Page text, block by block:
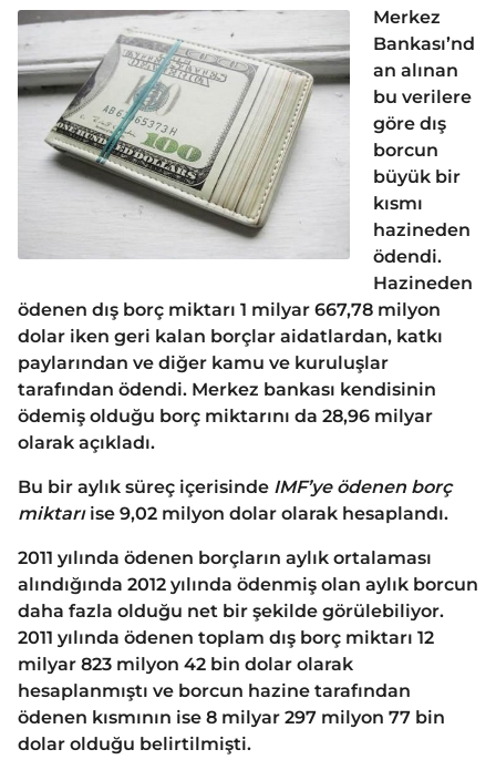
Merkez
Bankası’nd
an alınan
bu verilere
göre dış
borcun
büyük bir
kısmı
hazineden
ödendi.
Hazineden
ödenen dış borç miktarı 1 milyar 667,78 milyon
dolar iken geri kalan borçlar aidatlardan, katkı
paylarından ve diğer kamu ve kuruluşlar
tarafından ödendi. Merkez bankası kendisinin
ödemiş olduğu borç miktarını da 28,96 milyar
olarak açıkladı.
Bu bir aylık süreç içerisinde IMF’ye ödenen borç
miktarıise 9,02 milyon dolar olarak hesaplandı.
2011 yılında ödenen borçların aylık ortalaması
alındığında 2012 yılında ödenmiş olan aylık borcun
daha fazla olduğu net bir şekilde görülebiliyor.
2011 yılında ödenen toplam dış borç miktarı 12
milyar 823 milyon 42 bin dolar olarak
hesaplanmıştı ve borcun hazine tarafından
ödenen kısmının ise 8 milyar 297 milyon 77 bin
dolar olduğu belirtilmişti.